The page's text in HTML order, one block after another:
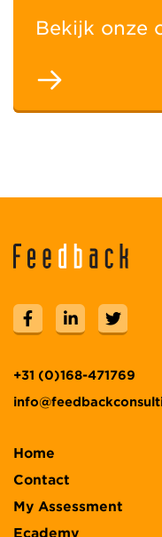
Bekijk onze
+31 (0)168-471769
Home
Contact
My Assessment